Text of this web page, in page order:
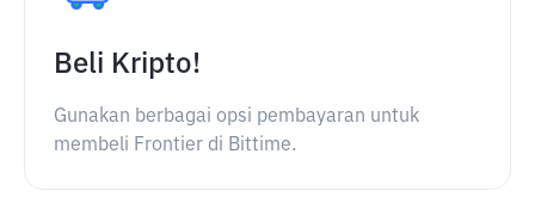
Beli Kripto!
Gunakan berbagai opsi pembayaran untuk
membeli Frontier di Bittime.